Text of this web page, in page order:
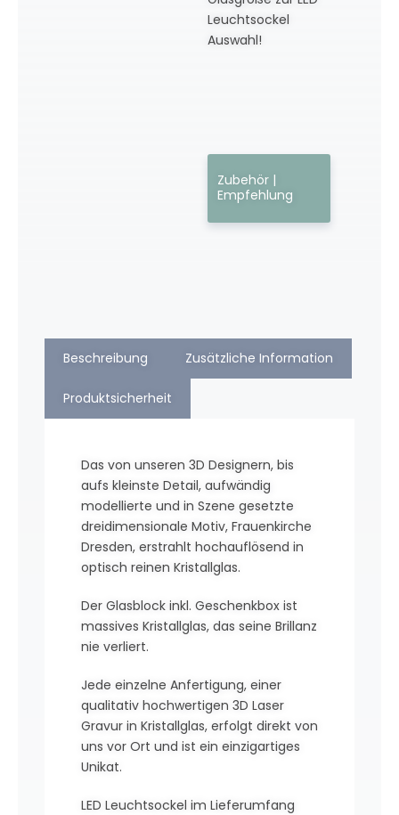
Leuchtsockel
Auswahl!
Zubehör |
Empfehlung
Beschreibung Zusätzliche Information
Produktsicherheit
Das von unseren 3D Designern, bis
aufs kleinste Detail, aufwändig
modellierte und in Szene gesetzte
dreidimensionale Motiv, Frauenkirche
Dresden, erstrahlt hochauflösend in
optisch reinen Kristallglas.
Der Glasblock inkl. Geschenkbox ist
massives Kristallglas, das seine Brillanz
nie verliert.
Jede einzelne Anfertigung, einer
qualitativ hochwertigen 3D Laser
Gravur in Kristallglas, erfolgt direkt von
uns vor Ort und ist ein einzigartiges
Unikat.
LED Leuchtsockel im Lieferumfang